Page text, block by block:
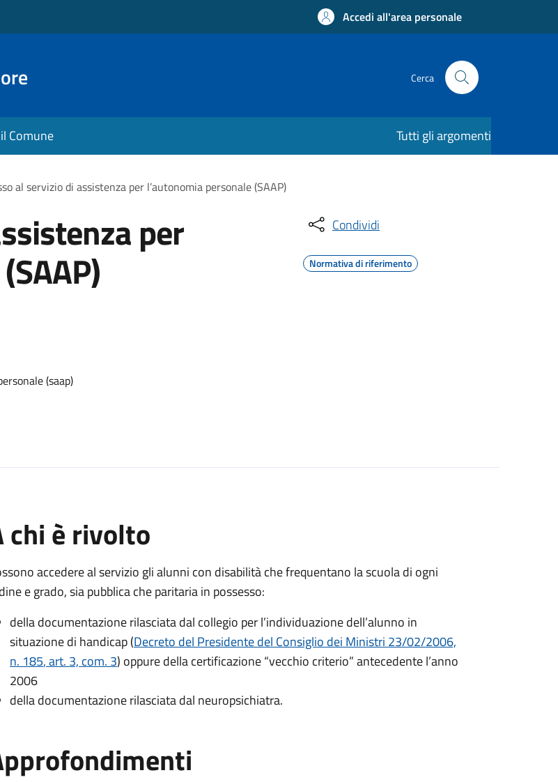
Accedi all'area personale
Cerca
Comune Tutti gli argomenti
al servizio di assistenza per l’autonomia personale (SAAP)
per
(saap)
Condividi
Normativa di riferimento
chi è rivolto
accedere al servizio gli alunni con disabilità che frequentano la scuola di ogni
e grado, sia pubblica che paritaria in possesso:
della documentazione rilasciata dal collegio per l’individuazione dell’alunno in
situazione di handicap (Decreto del Presidente del Consiglio dei Ministri 23/02/2006,
n. 185, art. 3, com. 3) oppure della certificazione “vecchio criterio” antecedente l’anno
2006
della documentazione rilasciata dal neuropsichiatra.